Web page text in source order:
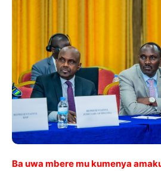
Ba uwa mbere mu kumenya